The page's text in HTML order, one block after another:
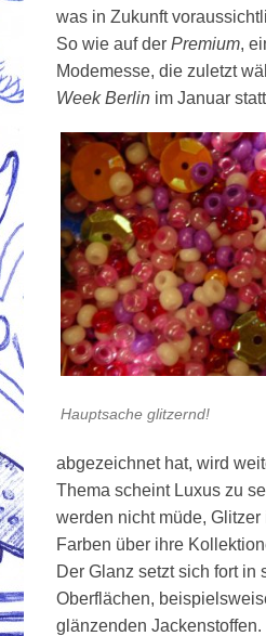
was in Zukunft
So wie auf derPremium,
Modemesse, die zuletzt
Week Berlin im Januar
Hauptsache glitzernd!
abgezeichnet hat, wird
Thema scheint Luxus zu
werden nicht müde,
Farben über ihre
Der Glanz setzt sich fort in
Oberflächen,
glänzenden